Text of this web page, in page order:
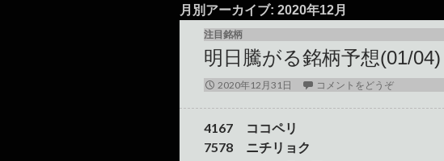
月別アーカイブ: 2020年12月
注目銘柄
明日騰がる銘柄予想(01/04)
2020年12月31日 コメントをどうぞ
4167 ココペリ
7578 ニチリョク